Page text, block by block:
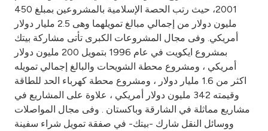
2001، حيث رتب الحصة الإسلامية بالمشروعين بمبلغ 450
مليون دولار من إجمالي مبالغ تمويلهما وهى 2.5 مليار دولار
أمريكي. وفى مجال المشروعات الكبرى تأتى مشاركة بيتك
بمشروع ايكويت في عام 1996 بتمويل 200 مليون دولار
أمريكي ، ومشروع محطة الشويحات والبالغ إجمالي تمويله
اكثر من 1.6 مليار دولار ، ومشروع محطة كهرباء الحد للطاقة
وقيمته 342 مليون دولار أمريكي ، علاوة على المشاريع في
مشاريع مماثلة في الشارقة وباكستان . وفى مجال المواصلات
ووسائل النقل شارك -بيتك- في صفقة تمويل شراء سفينة